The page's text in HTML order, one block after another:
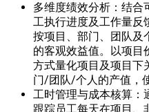
多维度绩效分析：结合
工执行进度及工作量反
按项目、部门、团队及
的客观效益值。以项目
方式量化项目及项目下
门/团队/个人的产值，
工时管理与成本核算：
跟踪员工每天在项目、